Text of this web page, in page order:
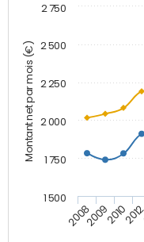
Montant net par mois (€)
200820092010
1 500
1 750
2 000
2 250
2 500
2 750